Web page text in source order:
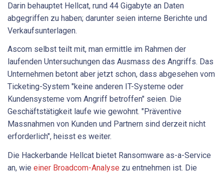
Darin behauptet Hellcat, rund 44 Gigabyte an Daten
abgegriffen zu haben; darunter seien interne Berichte und
Verkaufsunterlagen.
Ascom selbst teilt mit, man ermittle im Rahmen der
laufenden Untersuchungen das Ausmass des Angriffs. Das
Unternehmen betont aber jetzt schon, dass abgesehen vom
Ticketing-System "keine anderen IT-Systeme oder
Kundensysteme vom Angriff betroffen" seien. Die
Geschäftstätigkeit laufe wie gewohnt. "Präventive
Massnahmen von Kunden und Partnern sind derzeit nicht
erforderlich", heisst es weiter.
Die Hackerbande Hellcat bietet Ransomware as-a-Service
an, wie einer Broadcom-Analyse zu entnehmen ist. Die